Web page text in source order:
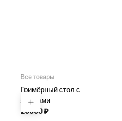
Все товары
Гримёрный стол с
ящиками
29900₽